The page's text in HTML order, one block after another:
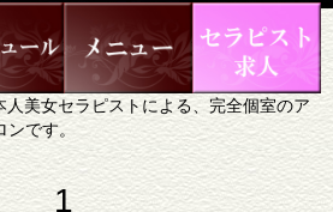
人美女セラピストによる、完全個室のア
ンです。
1